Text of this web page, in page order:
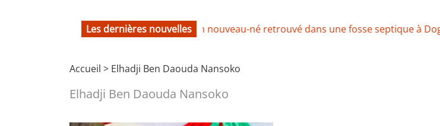
Les dernières nouvellesLabé : un nouveau-né retrouvé dans une fosse septique à Doghora
Accueil > Elhadji Ben Daouda Nansoko
Elhadji Ben Daouda Nansoko